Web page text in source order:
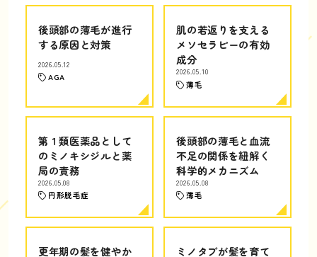
後頭部の薄毛が進行
する原因と対策
2026.05.12
AGA
肌の若返りを支える
メソセラピーの有効
成分
2026.05.10
薄毛
第１類医薬品として
のミノキシジルと薬
局の責務
2026.05.08
円形脱毛症
後頭部の薄毛と血流
不足の関係を紐解く
科学的メカニズム
2026.05.08
薄毛
更年期の髪を健やか
ミノタブが髪を育て